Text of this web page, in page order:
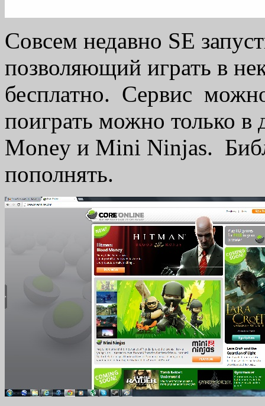
Совсем недавно SE
позволяющий играть в
бесплатно. Сервис
поиграть можно только
Money и Mini Ninjas.
пополнять.